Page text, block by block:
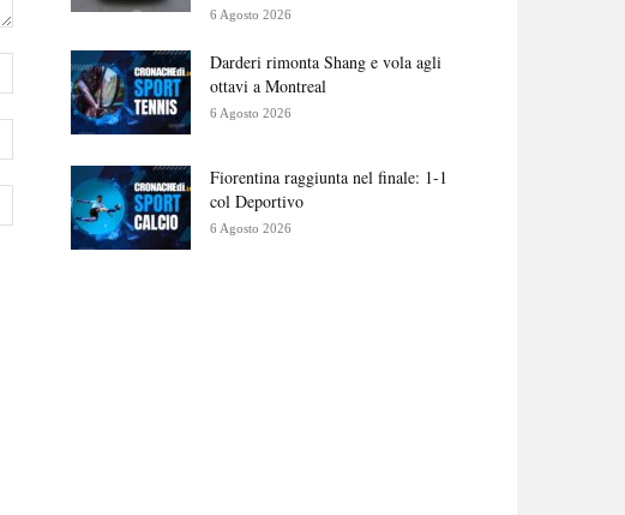
6 Agosto 2026
Darderi rimonta Shang e vola agli
ottavi a Montreal
6 Agosto 2026
Fiorentina raggiunta nel finale: 1-1
col Deportivo
6 Agosto 2026